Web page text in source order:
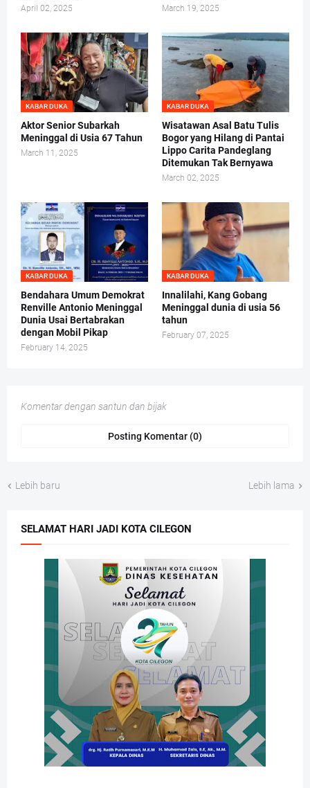
April 02, 2025 March 19, 2025
KABAR DUKA
Aktor Senior Subarkah
Meninggal di Usia 67 Tahun
March 11, 2025
KABAR DUKA
Wisatawan Asal Batu Tulis
Bogor yang Hilang di Pantai
Lippo Carita Pandeglang
Ditemukan Tak Bernyawa
March 02, 2025
KABAR DUKA
Bendahara Umum Demokrat
Renville Antonio Meninggal
Dunia Usai Bertabrakan
dengan Mobil Pikap
February 14, 2025
KABAR DUKA
Innalilahi, Kang Gobang
Meninggal dunia di usia 56
tahun
February 07, 2025
Komentar dengan santun dan bijak
Posting Komentar (0)
Lebih baru Lebih lama
SELAMAT HARI JADI KOTA CILEGON